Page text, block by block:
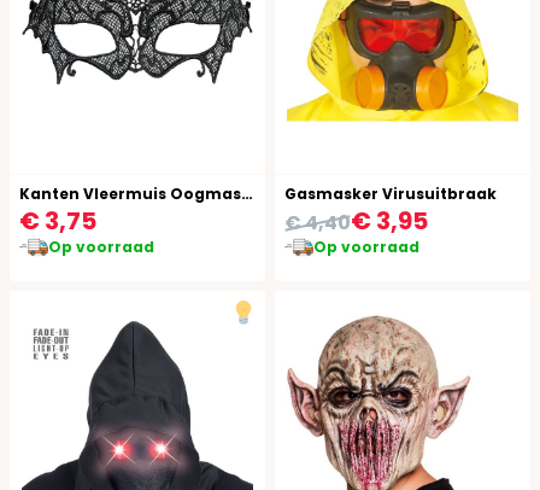
Kanten Vleermuis Oogmasker
€ 3,75
Op voorraad
Gasmasker Virusuitbraak
€ 3,95
€ 4,40
Op voorraad